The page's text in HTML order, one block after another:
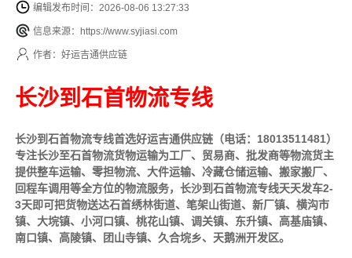
编辑发布时间：2026-08-06 13:27:33
信息来源：https://www.syjiasi.com
作者：好运吉通供应链
长沙到石首物流专线
长沙到石首物流专线首选好运吉通供应链（电话：18013511481）
专注长沙至石首物流货物运输为工厂、贸易商、批发商等物流货主
提供整车运输、零担物流、大件运输、冷藏仓储运输、搬家搬厂、
回程车调用等全方位的物流服务，长沙到石首物流专线天天发车2-
3天即可把货物送达石首绣林街道、笔架山街道、新厂镇、横沟市
镇、大垸镇、小河口镇、桃花山镇、调关镇、东升镇、高基庙镇、
南口镇、高陵镇、团山寺镇、久合垸乡、天鹅洲开发区。